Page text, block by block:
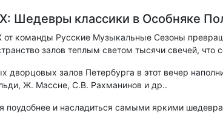
Шедевры классики в Особняке
от команды Русские Музыкальные Сезоны
залов теплым светом тысячи свечей,
залов Петербурга в этот вечер
Ж. Массне, С.В. Рахманинов и др..
поудобнее и насладиться самыми яркими